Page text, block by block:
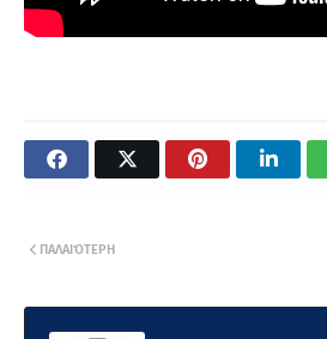
ΠΑΛΑΙΌΤΕΡΗ